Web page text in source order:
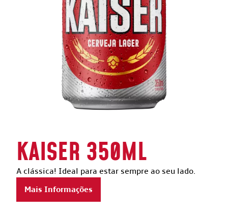
KAISER 350ML
A clássica! Ideal para estar sempre ao seu lado.
Mais Informações